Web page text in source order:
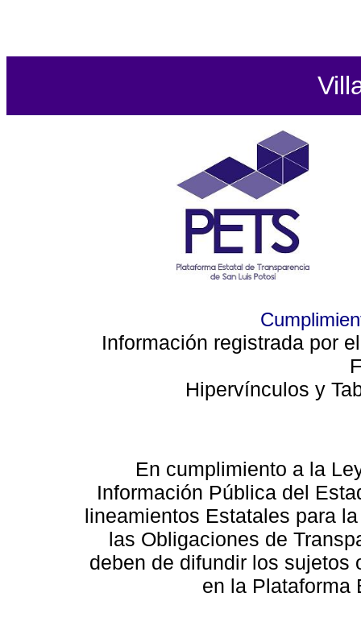
Información registrada por
Hipervínculos y
En cumplimiento a la
Información Pública del
lineamientos Estatales para
las Obligaciones de
deben de difundir los sujetos
en la Plataforma